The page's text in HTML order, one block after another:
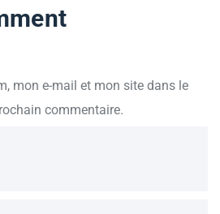
mon e-mail et mon site dans le
commentaire.